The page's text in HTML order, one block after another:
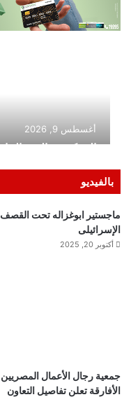
بالفيديو
ماجستير ابوغزاله تحت القصف
الإسرائيلى
أكتوبر 20, 2025
جمعية رجال الأعمال المصريين
الأفارقة تعلن تفاصيل التعاون